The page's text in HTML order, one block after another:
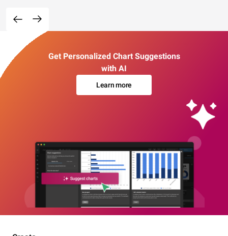
Get Personalized Chart Suggestions
with AI
Learn more